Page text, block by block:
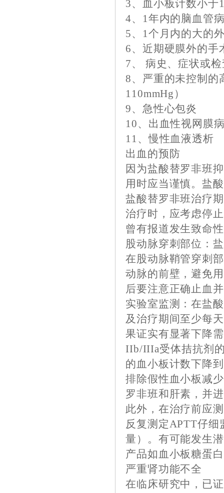
3、血小板计数小于
4、1年内的脑血管
5、1个月内的大的
6、近期硬膜外的手
7、 病史、症状或
8、严重的未控制的
110mmHg）
9、急性心包炎
10、出血性视网膜
11、慢性血液透析
出血的预防
因为盐酸替罗非班
用时应当谨慎。盐
盐酸替罗非班治疗
治疗时，应考虑停
曾有报道发生致命
股动脉穿刺部位：
在股动脉鞘管穿刺
动脉的前壁，避免
后要注意正确止血
实验室监测：在盐
及治疗期间至少每
果证实有显著下降
IIb/IIIa受体拮抗剂
的血小板计数下降
排除假性血小板减
罗非班和肝素，并
此外，在治疗前应
反复测定APTT仔
量）。有可能发生
产品如血小板糖蛋
严重肾功能不全
在临床研究中，已